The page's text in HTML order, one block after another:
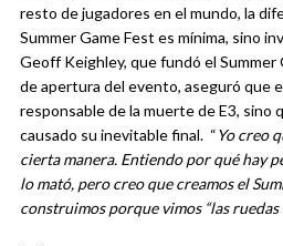
resto de jugadores en el mundo, la
Summer Game Fest es mínima, sino
Geoff Keighley, que fundó el Summer
de apertura del evento, aseguró que
responsable de la muerte de E3, sino
causado su inevitable final. “Yo creo
cierta manera. Entiendo por qué hay
lo mató, pero creo que creamos el
construimos porque vimos “las ruedas